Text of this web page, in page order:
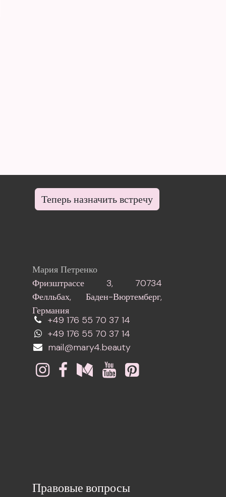
Теперь назначить встречу
Мария Петренко
Фризштрассе 3, 70734
Фелльбах, Баден-Вюртемберг,
Германия
+49 176 55 70 37 14
+49 176 55 70 37 14
mail@mary4.beauty
Правовые вопросы